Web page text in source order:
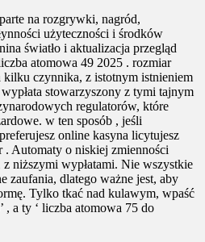
na rozgrywki, nagród,
użyteczności i środków
światło i aktualizacja przegląd
atomowa 49 2025 . rozmiar
czynnika, z istotnym istnieniem
stowarzyszony z tymi tajnym
regulatorów, które
w ten sposób , jeśli
online kasyna licytujesz
. Automaty o niskiej zmienności
niższymi wypłatami. Nie wszystkie
zaufania, dlatego ważne jest, aby
Tylko tkać nad kulawym, wpaść
, a ty ‘ liczba atomowa 75 do